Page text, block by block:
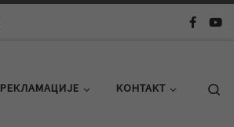
РЕКЛАМАЦИЈЕ КОНТАКТ